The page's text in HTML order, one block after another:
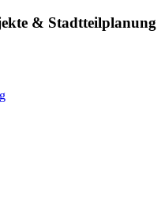
& Stadtteilplanung